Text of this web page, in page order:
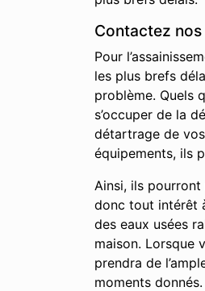
Contactez
Pour
les plus brefs
problème. Quels
s’occuper de la
détartrage de
équipements, ils
Ainsi, ils
donc tout intérêt
des eaux usées
maison. Lorsque
prendra de
moments